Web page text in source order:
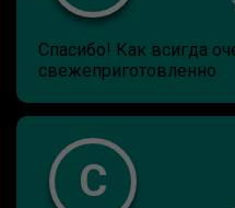
Спасибо! Как всигда
свежеприготовленно
С